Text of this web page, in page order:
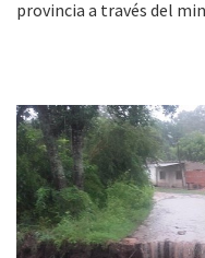
provincia a través del